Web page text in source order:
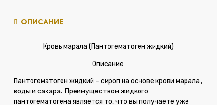
ОПИСАНИЕ
Кровь марала (Пантогематоген жидкий)
Описание:
Пантогематоген жидкий – сироп на основе крови марала ,
воды и сахара. Преимуществом жидкого
пантогематогена является то, что вы получаете уже